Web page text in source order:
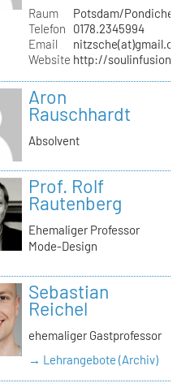
Raum
Potsdam/
Telefon
0178.2345994
Email
Website http://
Aron
Rauschhardt
Absolvent
Prof. Rolf
Rautenberg
Ehemaliger Professor
Mode-Design
Sebastian
Reichel
ehemaliger Gastprofessor
→ Lehrangebote (Archiv)